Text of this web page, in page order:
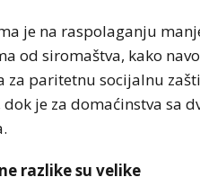
je na raspolaganju
od siromaštva, kako
za paritetnu socijalnu
dok je za domaćinstva sa
razlike su velike